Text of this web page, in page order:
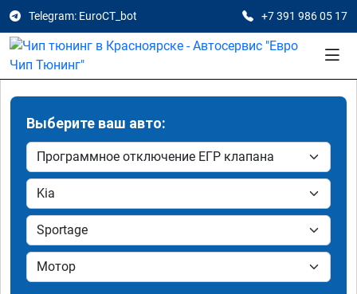
Telegram: EuroCT_bot +7 391 986 05 17
Выберите ваш авто: